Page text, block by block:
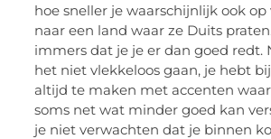
hoe sneller je waarschijnlijk ook
naar een land waar ze Duits
immers dat je je er dan goed redt.
het niet vlekkeloos gaan, je hebt
altijd te maken met accenten
soms net wat minder goed kan
je niet verwachten dat je binnen